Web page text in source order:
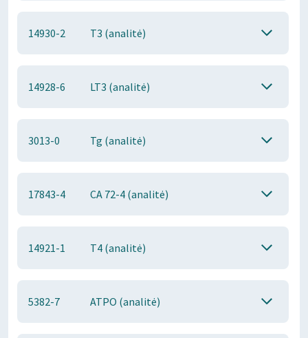
14930-2 T3 (analitė)
14928-6 LT3 (analitė)
3013-0 Tg (analitė)
17843-4 CA 72-4 (analitė)
14921-1 T4 (analitė)
5382-7 ATPO (analitė)